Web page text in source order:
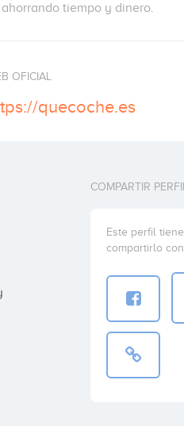
tiempo y dinero.
OFICIAL
quecoche.es
COMPARTIR
Este perfil
compartirlo